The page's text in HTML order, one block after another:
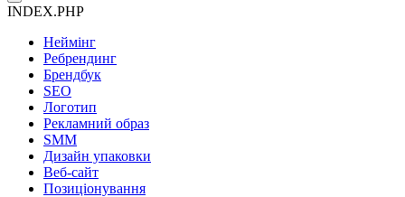
INDEX.PHP
Неймінг
Ребрендинг
Брендбук
SEO
Логотип
Рекламний образ
SMM
Дизайн упаковки
Веб-сайт
Позиціонування